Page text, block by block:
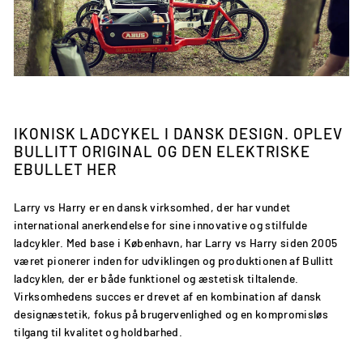
IKONISK LADCYKEL I DANSK DESIGN. OPLEV
BULLITT ORIGINAL OG DEN ELEKTRISKE
EBULLET HER
Larry vs Harry er en dansk virksomhed, der har vundet
international anerkendelse for sine innovative og stilfulde
ladcykler. Med base i København, har Larry vs Harry siden 2005
været pionerer inden for udviklingen og produktionen af Bullitt
ladcyklen, der er både funktionel og æstetisk tiltalende.
Virksomhedens succes er drevet af en kombination af dansk
designæstetik, fokus på brugervenlighed og en kompromisløs
tilgang til kvalitet og holdbarhed.